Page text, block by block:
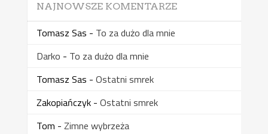
NAJNOWSZE KOMENTARZE
Tomasz Sas - To za dużo dla mnie
Darko - To za dużo dla mnie
Tomasz Sas - Ostatni smrek
Zakopiańczyk- Ostatni smrek
Tom - Zimne wybrzeża